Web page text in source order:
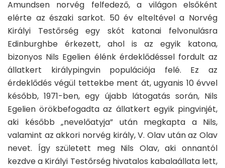
Amundsen norvég felfedező, a világon elsőként
elérte az északi sarkot. 50 év elteltével a Norvég
Királyi Testőrség egy skót katonai felvonulásra
Edinburghbe érkezett, ahol is az egyik katona,
bizonyos Nils Egelien élénk érdeklődéssel fordult az
állatkert királypingvin populációja felé. Ez az
érdeklődés végül tettekbe ment át, ugyanis 10 évvel
később, 1971-ben, egy újabb látogatás során, Nils
Egelien örökbefogadta az állatkert egyik pingvinjét,
aki később „nevelőatyja” után megkapta a Nils,
valamint az akkori norvég király, V. Olav után az Olav
nevet. Így született meg Nils Olav, aki onnantól
kezdve a Királyi Testőrség hivatalos kabalaállata lett,